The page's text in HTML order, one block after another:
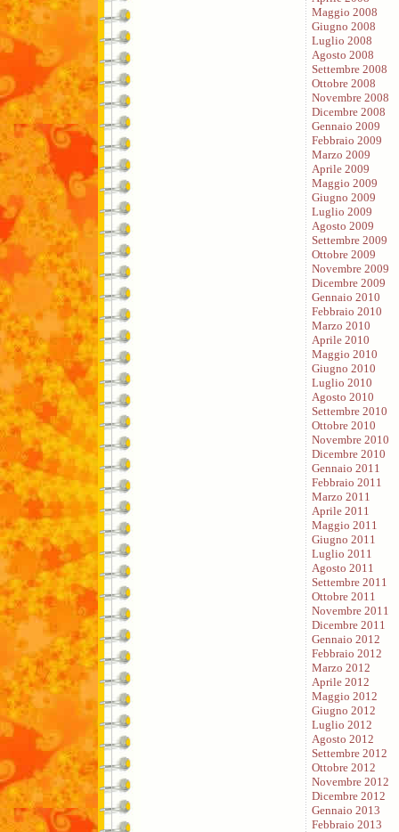
Maggio 2008
Giugno 2008
Luglio 2008
Agosto 2008
Settembre 2008
Ottobre 2008
Novembre 2008
Dicembre 2008
Gennaio 2009
Febbraio 2009
Marzo 2009
Aprile 2009
Maggio 2009
Giugno 2009
Luglio 2009
Agosto 2009
Settembre 2009
Ottobre 2009
Novembre 2009
Dicembre 2009
Gennaio 2010
Febbraio 2010
Marzo 2010
Aprile 2010
Maggio 2010
Giugno 2010
Luglio 2010
Agosto 2010
Settembre 2010
Ottobre 2010
Novembre 2010
Dicembre 2010
Gennaio 2011
Febbraio 2011
Marzo 2011
Aprile 2011
Maggio 2011
Giugno 2011
Luglio 2011
Agosto 2011
Settembre 2011
Ottobre 2011
Novembre 2011
Dicembre 2011
Gennaio 2012
Febbraio 2012
Marzo 2012
Aprile 2012
Maggio 2012
Giugno 2012
Luglio 2012
Agosto 2012
Settembre 2012
Ottobre 2012
Novembre 2012
Dicembre 2012
Gennaio 2013
Febbraio 2013